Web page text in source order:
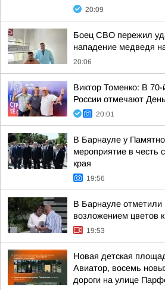
20:09
Боец СВО пережил
нападение медведя
20:06
Виктор Томенко: В
России отмечают
20:01
В Барнауле у
мероприятие в честь
края
19:56
В Барнауле
возложением цветов
19:53
Новая детская
Авиатор, восемь
дороги на улице